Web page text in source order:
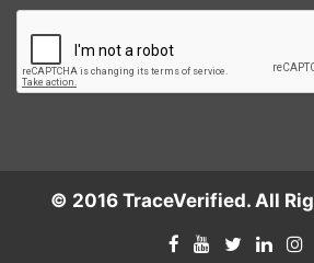
© 2016 TraceVerified. All